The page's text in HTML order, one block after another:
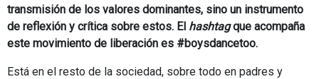
transmisión de los valores dominantes, sino un instrumento
de reflexión y crítica sobre estos. El hashtagque acompaña
este movimiento de liberación es #boysdancetoo.
Está en el resto de la sociedad, sobre todo en padres y